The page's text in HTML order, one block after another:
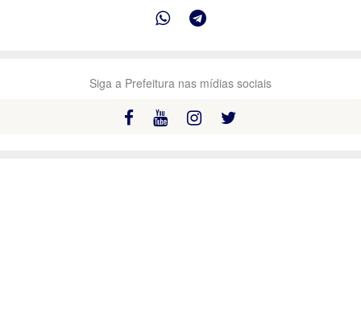
Siga a Prefeitura nas mídias sociais